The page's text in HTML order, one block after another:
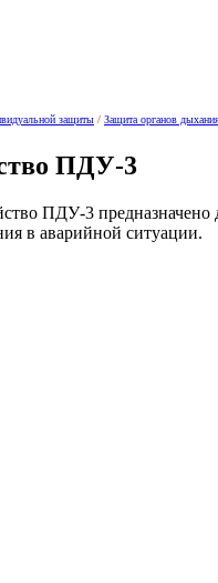
защиты / Защита органов
ПДУ-3
ПДУ-3 предназначено
в аварийной ситуации.